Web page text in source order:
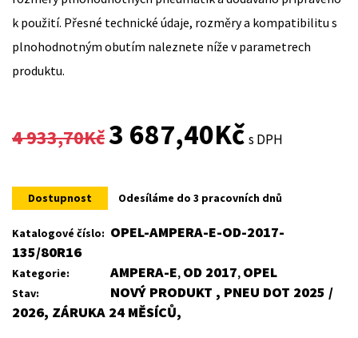
k použití. Přesné technické údaje, rozměry a kompatibilitu s
plnohodnotným obutím naleznete níže v parametrech
produktu.
4 933,70Kč
Original
was:
4
3 687,40KčCurrent
is:
3
s DPH
Dostupnost Odesíláme do 3 pracovních dnů
Katalogové číslo: OPEL-AMPERA-E-OD-2017-
135/80R16
Kategorie: AMPERA-E, OD 2017, OPEL
Stav:
NOVÝ PRODUKT , PNEU DOT 2025 /
2026, ZÁRUKA 24 MĚSÍCŮ,